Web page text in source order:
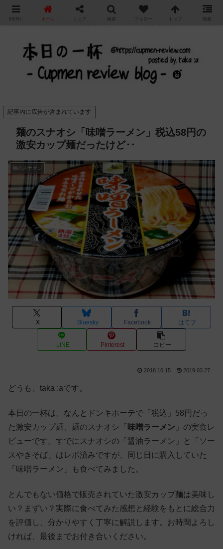
カップ麺の新商品をレビュー / アレンジするブログ
記事内に広告が含まれています
麺のスナオシ「味噌ラーメン」税込58円の
激安カップ麺だったけど‥
麺のスナオシ
X Bluesky Facebook はてブ
LINE Pinterest コピー
2018.10.15 2019.03.27
どうも、taka :aです。
本日の一杯は、なんとドンキホーテで「税込」58円だっ
た激安カップ麺、麺のスナオシ「 味噌ラーメン 」の実食レ
ビューです。すでにスナオシの「醤油ラーメン」と「ソー
スやきそば」はレポ済みですが、同じ日に購入していた
「味噌ラーメン」も食べてみました。
とんでもない価格で販売されていた激安カップ麺は美味し
い？まずい？実際に食べてみた感想と経験をもとに総合力
を評価し、分かりやすく丁寧に解説します。お時間よろし
ければ、最後までお付き合いください。
MENU ホーム シェア 検索 フォロー トップ 情報